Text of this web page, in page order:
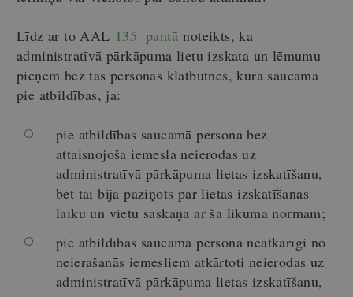
Līdz ar to AAL 135. pantā noteikts, ka
administratīvā pārkāpuma lietu izskata un lēmumu
pieņem bez tās personas klātbūtnes, kura saucama
pie atbildības, ja:
pie atbildības saucamā persona bez
attaisnojoša iemesla neierodas uz
administratīvā pārkāpuma lietas izskatīšanu,
bet tai bija paziņots par lietas izskatīšanas
laiku un vietu saskaņā ar šā likuma normām;
pie atbildības saucamā persona neatkarīgi no
neierašanās iemesliem atkārtoti neierodas uz
administratīvā pārkāpuma lietas izskatīšanu,